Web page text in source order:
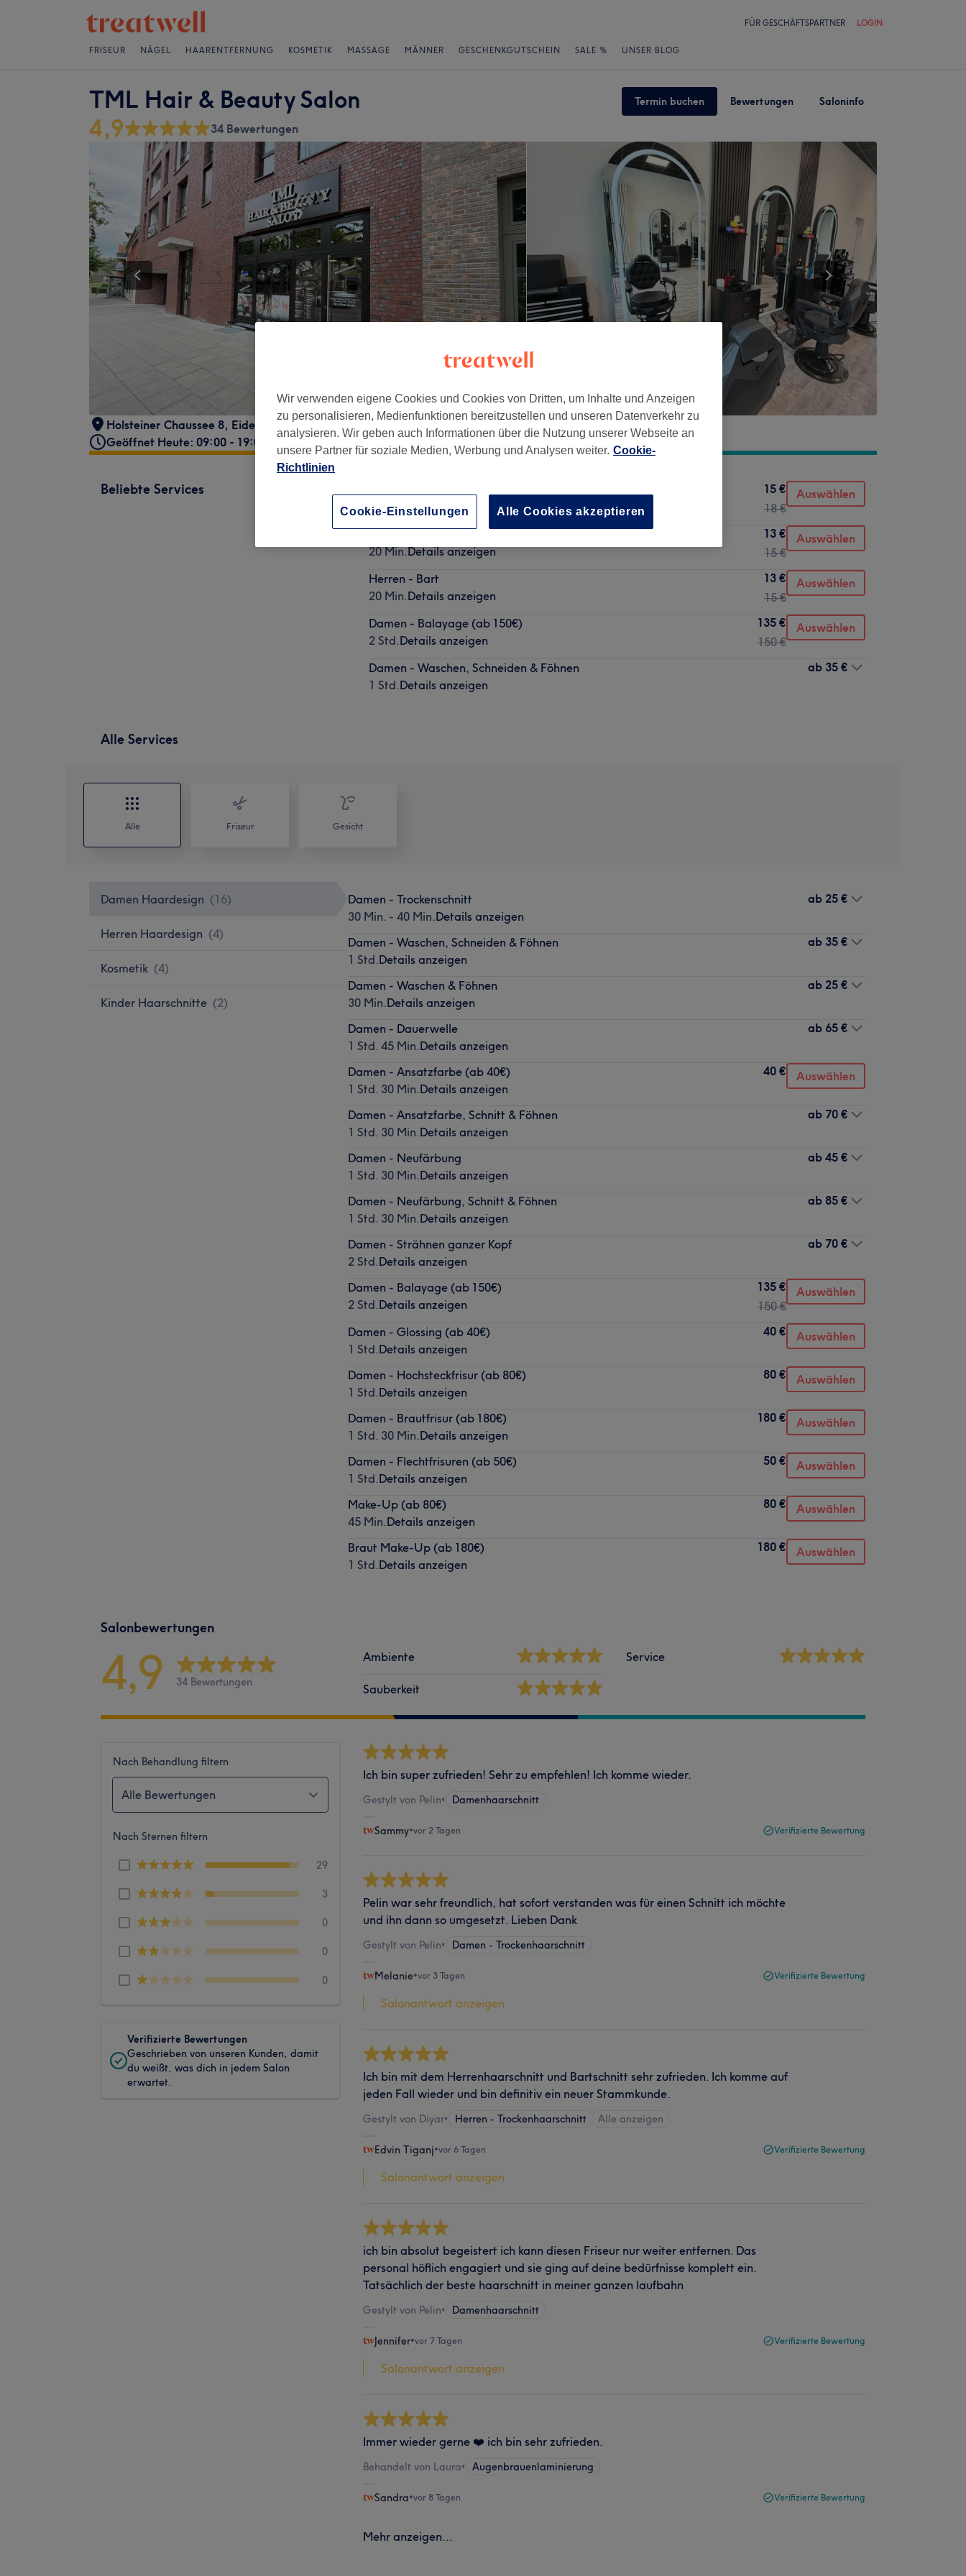
FÜR GESCHÄFTSPARTNER LOGIN
FRISEUR NÄGEL HAARENTFERNUNG KOSMETIK MASSAGE MÄNNER GESCHENKGUTSCHEIN SALE % UNSER BLOG
TML Hair & Beauty Salon Termin buchen Bewertungen Saloninfo
4,9 34 Bewertungen
Holsteiner Chaussee 8, Eidelstedt, Hamburg, 22523
Geöffnet Heute: 09:00 - 19:00
Beliebte Services
25 Min.Details anzeigen
15 €
18 €
Auswählen
Jungs- Haarschnitt (bis 10 Jahre)
20 Min.Details anzeigen
13 €
15 €
Auswählen
Herren - Bart
20 Min.Details anzeigen
13 €
15 €
Auswählen
Damen - Balayage (ab 150€)
2 Std.Details anzeigen
135 €
150 €
Auswählen
Damen - Waschen, Schneiden & Föhnen
1 Std.Details anzeigen
ab 35 €
Alle Services
Alle Friseur Gesicht
Damen Haardesign (16)
Herren Haardesign (4)
Kosmetik (4)
Kinder Haarschnitte (2)
Damen - Trockenschnitt
30 Min. - 40 Min.Details anzeigen
ab 25 €
Damen - Waschen, Schneiden & Föhnen
1 Std.Details anzeigen
ab 35 €
Damen - Waschen & Föhnen
30 Min.Details anzeigen
ab 25 €
Damen - Dauerwelle
1 Std. 45 Min.Details anzeigen
ab 65 €
Damen - Ansatzfarbe (ab 40€)
1 Std. 30 Min.Details anzeigen
40 € Auswählen
Damen - Ansatzfarbe, Schnitt & Föhnen
1 Std. 30 Min.Details anzeigen
ab 70 €
Damen - Neufärbung
1 Std. 30 Min.Details anzeigen
ab 45 €
Damen - Neufärbung, Schnitt & Föhnen
1 Std. 30 Min.Details anzeigen
ab 85 €
Damen - Strähnen ganzer Kopf
2 Std.Details anzeigen
ab 70 €
Damen - Balayage (ab 150€)
2 Std.Details anzeigen
135 €
150 €
Auswählen
Damen - Glossing (ab 40€)
1 Std.Details anzeigen
40 € Auswählen
Damen - Hochsteckfrisur (ab 80€)
1 Std.Details anzeigen
80 € Auswählen
Damen - Brautfrisur (ab 180€)
1 Std. 30 Min.Details anzeigen
180 € Auswählen
Damen - Flechtfrisuren (ab 50€)
1 Std.Details anzeigen
50 € Auswählen
Make-Up (ab 80€)
45 Min.Details anzeigen
80 € Auswählen
Braut Make-Up (ab 180€)
1 Std.Details anzeigen
180 € Auswählen
Salonbewertungen
4,9 34 Bewertungen
Ambiente
Sauberkeit
Service
Nach Behandlung filtern
Alle Bewertungen
Nach Sternen filtern
29
3
0
0
0
Verifizierte Bewertungen
Geschrieben von unseren Kunden, damit
du weißt, was dich in jedem Salon
erwartet.
Ich bin super zufrieden! Sehr zu empfehlen! Ich komme wieder.
Gestylt von Pelin• Damenhaarschnitt
Sammy•vor 2 Tagen Verifizierte Bewertung
Pelin war sehr freundlich, hat sofort verstanden was für einen Schnitt ich möchte
und ihn dann so umgesetzt. Lieben Dank
Gestylt von Pelin• Damen - Trockenhaarschnitt
Melanie•vor 3 Tagen Verifizierte Bewertung
Salonantwort anzeigen
Ich bin mit dem Herrenhaarschnitt und Bartschnitt sehr zufrieden. Ich komme auf
jeden Fall wieder und bin definitiv ein neuer Stammkunde.
Gestylt von Diyar• Herren - Trockenhaarschnitt Alle anzeigen
Edvin Tiganj•vor 6 Tagen Verifizierte Bewertung
Salonantwort anzeigen
ich bin absolut begeistert ich kann diesen Friseur nur weiter entfernen. Das
personal höflich engagiert und sie ging auf deine bedürfnisse komplett ein.
Tatsächlich der beste haarschnitt in meiner ganzen laufbahn
Gestylt von Pelin• Damenhaarschnitt
Jennifer•vor 7 Tagen Verifizierte Bewertung
Salonantwort anzeigen
Immer wieder gerne ❤️ ich bin sehr zufrieden.
Behandelt von Laura• Augenbrauenlaminierung
Sandra•vor 8 Tagen Verifizierte Bewertung
Mehr anzeigen...
Wir verwenden eigene Cookies und Cookies von Dritten, um Inhalte und Anzeigen
zu personalisieren, Medienfunktionen bereitzustellen und unseren Datenverkehr zu
analysieren. Wir geben auch Informationen über die Nutzung unserer Webseite an
unsere Partner für soziale Medien, Werbung und Analysen weiter. Cookie-
Richtlinien
Cookie-Einstellungen Alle Cookies akzeptieren